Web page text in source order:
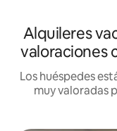
Alquileres
valoraciones
Los huéspedes
muy valoradas